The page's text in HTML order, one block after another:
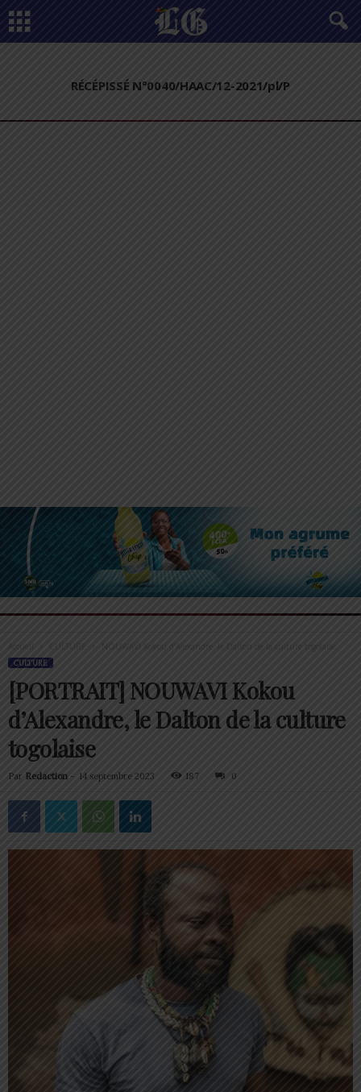
RÉCÉPISSÉ N°0040/HAAC/12-2021/pl/P
Accueil CULTURE NOUWAVI Kokou d’Alexandre, le Dalton de la culture togolaise
CULTURE
[PORTRAIT] NOUWAVI Kokou
d’Alexandre, le Dalton de la culture
togolaise
Par Redaction - 14 septembre 2023 187 0